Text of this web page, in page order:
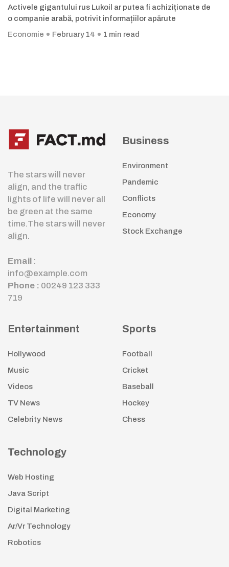
Activele gigantului rus Lukoil ar putea fi achiziționate de
o companie arabă, potrivit informațiilor apărute
Economie
February 14 1 min read
The stars will never
align, and the traffic
lights of life will never all
be green at the same
time.The stars will never
align.
Email :
info@example.com
Phone : 00249 123 333
719
Business
Environment
Pandemic
Conflicts
Economy
Stock Exchange
Entertainment
Hollywood
Music
Videos
TV News
Celebrity News
Sports
Football
Cricket
Baseball
Hockey
Chess
Technology
Web Hosting
Java Script
Digital Marketing
Ar/Vr Technology
Robotics